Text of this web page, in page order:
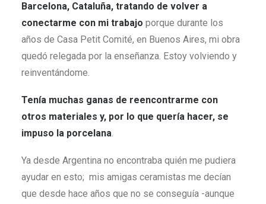
Barcelona, Cataluña, tratando de volver a
conectarme con mi trabajo porque durante los
años de Casa Petit Comité, en Buenos Aires, mi obra
quedó relegada por la enseñanza. Estoy volviendo y
reinventándome.
Tenía muchas ganas de reencontrarme con
otros materiales y, por lo que quería hacer, se
impuso la porcelana.
Ya desde Argentina no encontraba quién me pudiera
ayudar en esto; mis amigas ceramistas me decían
que desde hace años que no se conseguía -aunque